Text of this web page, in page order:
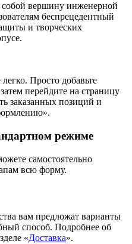
собой вершину инженерной
беспрецедентный
и творческих
Просто добавьте
перейдите на страницу
заказанных позиций и
режиме
самостоятельно
всю форму.
вам предложат варианты
способ. Подробнее об
«Доставка».